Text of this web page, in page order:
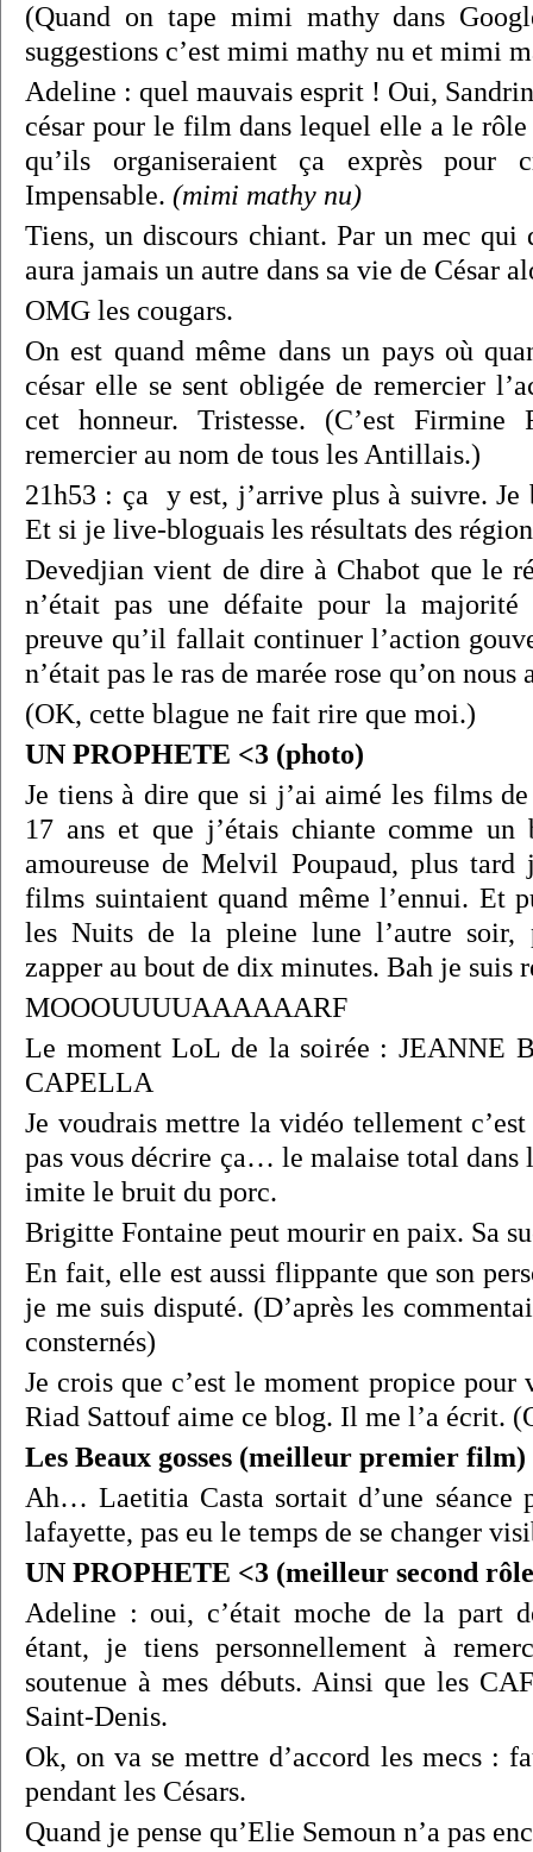
(Quand on tape mimi mathy dans
suggestions c’est mimi mathy nu et mimi
Adeline : quel mauvais esprit ! Oui,
césar pour le film dans lequel elle a le
qu’ils organiseraient ça exprès pour
Impensable. (mimi mathy nu)
Tiens, un discours chiant. Par un mec qui
aura jamais un autre dans sa vie de César
OMG les cougars.
On est quand même dans un pays où
césar elle se sent obligée de remercier
cet honneur. Tristesse. (C’est
remercier au nom de tous les Antillais.)
21h53 : ça y est, j’arrive plus à suivre. Je
Et si je live-bloguais les résultats des
Devedjian vient de dire à Chabot que le
n’était pas une défaite pour la majorité
preuve qu’il fallait continuer l’action
n’était pas le ras de marée rose qu’on nous
(OK, cette blague ne fait rire que moi.)
UN PROPHETE <3 (photo)
Je tiens à dire que si j’ai aimé les films
17 ans et que j’étais chiante comme un
amoureuse de Melvil Poupaud, plus
films suintaient quand même l’ennui. Et
les Nuits de la pleine lune l’autre soir,
zapper au bout de dix minutes. Bah je suis
MOOOUUUUAAAAAARF
Le moment LoL de la soirée : JEANNE
CAPELLA
Je voudrais mettre la vidéo tellement
pas vous décrire ça… le malaise total dans
imite le bruit du porc.
Brigitte Fontaine peut mourir en paix. Sa
En fait, elle est aussi flippante que son
je me suis disputé. (D’après les
consternés)
Je crois que c’est le moment propice pour
Riad Sattouf aime ce blog. Il me l’a écrit.
Les Beaux gosses (meilleur premier film)
Ah… Laetitia Casta sortait d’une séance
lafayette, pas eu le temps de se changer
UN PROPHETE <3 (meilleur second
Adeline : oui, c’était moche de la part
étant, je tiens personnellement à
soutenue à mes débuts. Ainsi que les
Saint-Denis.
Ok, on va se mettre d’accord les mecs :
pendant les Césars.
Quand je pense qu’Elie Semoun n’a pas